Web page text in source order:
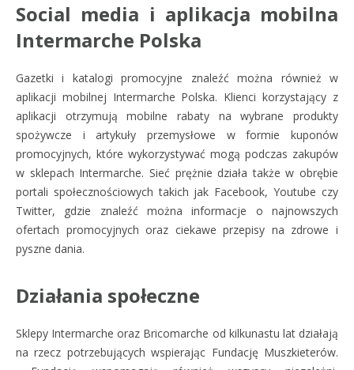
Social media i aplikacja mobilna
Intermarche Polska
Gazetki i katalogi promocyjne znaleźć można również w
aplikacji mobilnej Intermarche Polska. Klienci korzystający z
aplikacji otrzymują mobilne rabaty na wybrane produkty
spożywcze i artykuły przemysłowe w formie kuponów
promocyjnych, które wykorzystywać mogą podczas zakupów
w sklepach Intermarche. Sieć prężnie działa także w obrębie
portali społecznościowych takich jak Facebook, Youtube czy
Twitter, gdzie znaleźć można informacje o najnowszych
ofertach promocyjnych oraz ciekawe przepisy na zdrowe i
pyszne dania.
Działania społeczne
Sklepy Intermarche oraz Bricomarche od kilkunastu lat działają
na rzecz potrzebujących wspierając Fundację Muszkieterów.